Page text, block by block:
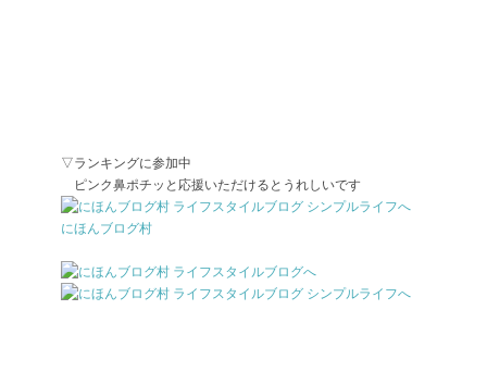
▽ランキングに参加中
ピンク鼻ポチッと応援いただけるとうれしいです
にほんブログ村